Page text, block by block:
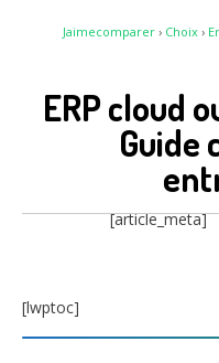
Jaimecomparer › Choix ›
ERP cloud
Guide
[article_meta]
[lwptoc]